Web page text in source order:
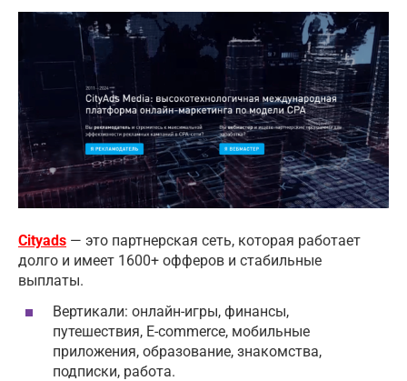
Cityads — это партнерская сеть, которая работает
долго и имеет 1600+ офферов и стабильные
выплаты.
Вертикали: онлайн-игры, финансы,
путешествия, E-commerce, мобильные
приложения, образование, знакомства,
подписки, работа.